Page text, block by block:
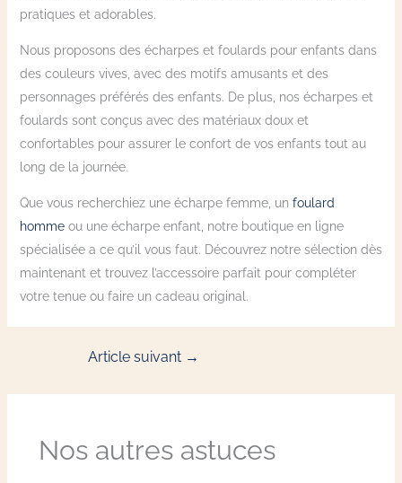
pratiques et adorables.
Nous proposons des écharpes et foulards pour enfants dans
des couleurs vives, avec des motifs amusants et des
personnages préférés des enfants. De plus, nos écharpes et
foulards sont conçus avec des matériaux doux et
confortables pour assurer le confort de vos enfants tout au
long de la journée.
Que vous recherchiez une écharpe femme, un foulard
hommeou une écharpe enfant, notre boutique en ligne
spécialisée a ce qu’il vous faut. Découvrez notre sélection dès
maintenant et trouvez l’accessoire parfait pour compléter
votre tenue ou faire un cadeau original.
Article suivant →
Nos autres astuces